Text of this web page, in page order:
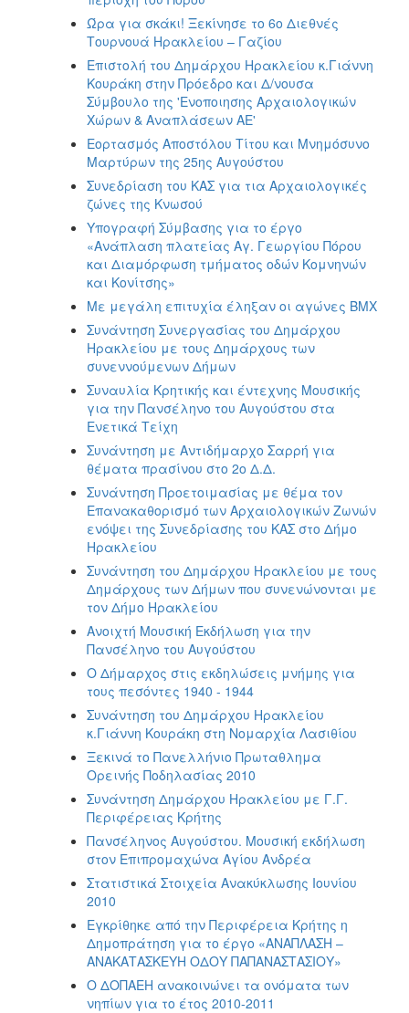
Ώρα για σκάκι! Ξεκίνησε το 6o Διεθνές
Τουρνουά Ηρακλείου – Γαζίου
Επιστολή του Δημάρχου Ηρακλείου κ.Γιάννη
Κουράκη στην Πρόεδρο και Δ/νουσα
Σύμβουλο της 'Ενοποιησης Αρχαιολογικών
Χώρων & Αναπλάσεων ΑΕ'
Εορτασμός Αποστόλου Τίτου και Μνημόσυνο
Μαρτύρων της 25ης Αυγούστου
Συνεδρίαση του ΚΑΣ για τια Αρχαιολογικές
ζώνες της Κνωσού
Υπογραφή Σύμβασης για το έργο
«Ανάπλαση πλατείας Αγ. Γεωργίου Πόρου
και Διαμόρφωση τμήματος οδών Κομνηνών
και Κονίτσης»
Με μεγάλη επιτυχία έληξαν οι αγώνες BMX
Συνάντηση Συνεργασίας του Δημάρχου
Ηρακλείου με τους Δημάρχους των
συνεννούμενων Δήμων
Συναυλία Κρητικής και έντεχνης Μουσικής
για την Πανσέληνο του Αυγούστου στα
Ενετικά Τείχη
Συνάντηση με Αντιδήμαρχο Σαρρή για
θέματα πρασίνου στο 2ο Δ.Δ.
Συνάντηση Προετοιμασίας με θέμα τον
Επανακαθορισμό των Αρχαιολογικών Ζωνών
ενόψει της Συνεδρίασης του ΚΑΣ στο Δήμο
Ηρακλείου
Συνάντηση του Δημάρχου Ηρακλείου με τους
Δημάρχους των Δήμων που συνενώνονται με
τον Δήμο Ηρακλείου
Ανοιχτή Μουσική Εκδήλωση για την
Πανσέληνο του Αυγούστου
Ο Δήμαρχος στις εκδηλώσεις μνήμης για
τους πεσόντες 1940 - 1944
Συνάντηση του Δημάρχου Ηρακλείου
κ.Γιάννη Κουράκη στη Νομαρχία Λασιθίου
Ξεκινά το Πανελλήνιο Πρωταθλημα
Ορεινής Ποδηλασίας 2010
Συνάντηση Δημάρχου Ηρακλείου με Γ.Γ.
Περιφέρειας Κρήτης
Πανσέληνος Αυγούστου. Μουσική εκδήλωση
στον Επιπρομαχώνα Αγίου Ανδρέα
Στατιστικά Στοιχεία Ανακύκλωσης Ιουνίου
2010
Εγκρίθηκε από την Περιφέρεια Κρήτης η
Δημοπράτηση για το έργο «ΑΝΑΠΛΑΣΗ –
ΑΝΑΚΑΤΑΣΚΕΥΗ ΟΔΟΥ ΠΑΠΑΝΑΣΤΑΣΙΟΥ»
Ο ΔΟΠΑΕΗ ανακοινώνει τα ονόματα των
νηπίων για το έτος 2010-2011